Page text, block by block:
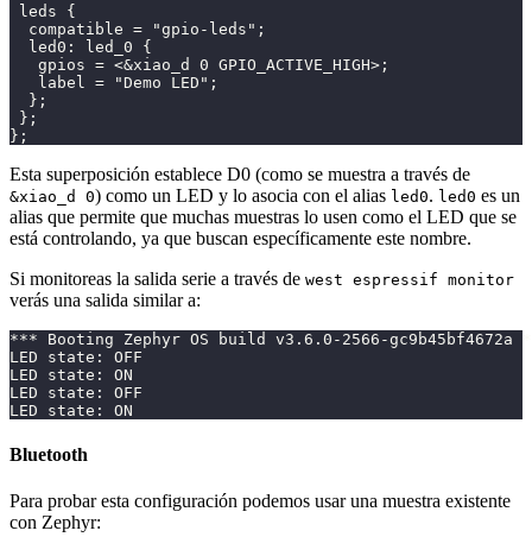
leds {
  compatible = "gpio-leds";
  led0: led_0 {
   gpios = <&xiao_d 0 GPIO_ACTIVE_HIGH>;
   label = "Demo LED";
  };
};
};
Esta superposición establece D0 (como se muestra a través de
&xiao_d 0) como un LED y lo asocia con el alias led0. led0 es un
alias que permite que muchas muestras lo usen como el LED que se
está controlando, ya que buscan específicamente este nombre.
Si monitoreas la salida serie a través de west espressif monitor
verás una salida similar a:
*** Booting Zephyr OS build v3.6.0-2566-gc9b45bf4672a
LED state: OFF
LED state: ON
LED state: OFF
LED state: ON
Bluetooth
Para probar esta configuración podemos usar una muestra existente
con Zephyr: